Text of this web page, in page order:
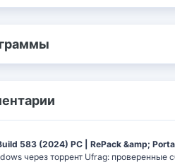
583 (2024) РС | RePack &amp;
через торрент Ufrag: проверенные